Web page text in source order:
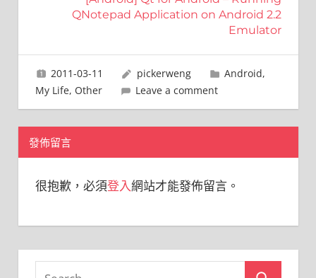
QNotepad Application on Android 2.2
Emulator
2011-03-11 pickerweng Android,
My Life, Other Leave a comment
發佈留言
很抱歉，必須登入網站才能發佈留言。